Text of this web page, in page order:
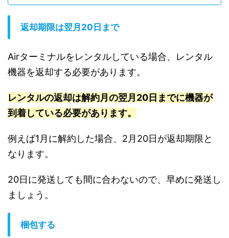
返却期限は翌月20日まで
Airターミナルをレンタルしている場合、レンタル
機器を返却する必要があります。
レンタルの返却は解約月の翌月20日までに機器が
到着している必要があります。
例えば1月に解約した場合、2月20日が返却期限と
なります。
20日に発送しても間に合わないので、早めに発送し
ましょう。
梱包する